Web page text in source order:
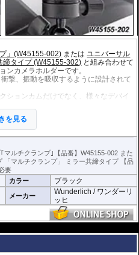
」(W45155-002) または ユニバーサル
締タイプ (W45155-302) と組み合わせて
ンカメラホルダーです。
撃、振動を吸収するように設計されて
ションカムだけでなく、様々なデバイ
を見る
ルチクランプ｣【品番】W45155-002 また
「マルチクランプ」 ミラー共締タイプ 【品
要
カラー ブラック
メーカー
Wunderlich / ワンダーリ
ッヒ